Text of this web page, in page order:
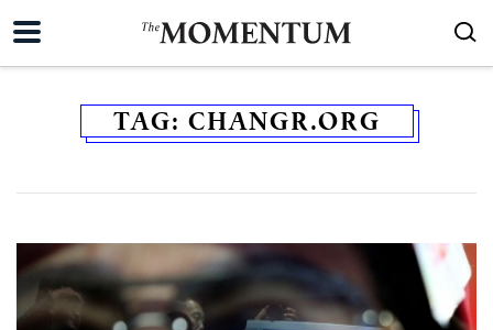
TAG: CHANGR.ORG